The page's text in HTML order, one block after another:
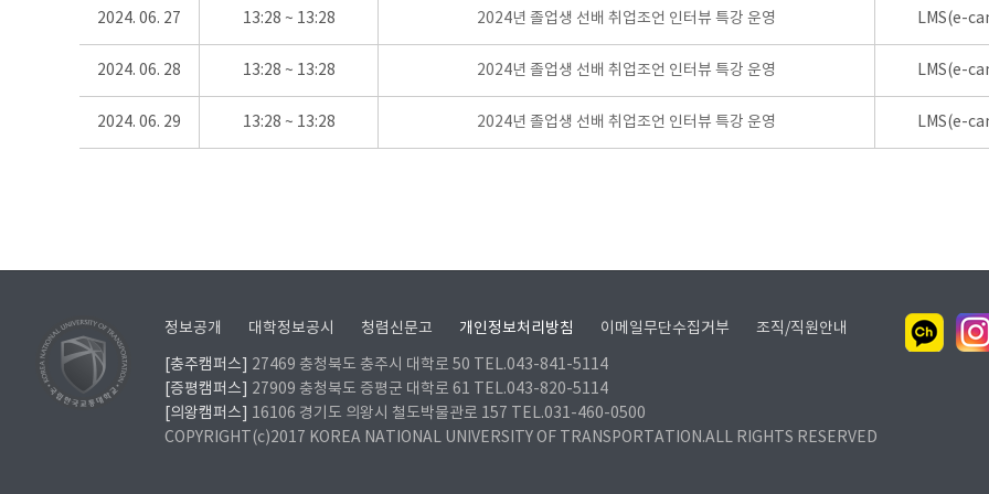
2024. 06. 27 13:28 ~ 13:28 2024년 졸업생 선배 취업조언 인터뷰 특강 운영 LMS(e-
2024. 06. 28 13:28 ~ 13:28 2024년 졸업생 선배 취업조언 인터뷰 특강 운영 LMS(e-
2024. 06. 29 13:28 ~ 13:28 2024년 졸업생 선배 취업조언 인터뷰 특강 운영 LMS(e-
정보공개 대학정보공시 청렴신문고 개인정보처리방침 이메일무단수집거부 조직/직원안내
[충주캠퍼스]
27469 충청북도 충주시 대학로 50 TEL.043-841-5114
[증평캠퍼스]
27909 충청북도 증평군 대학로 61 TEL.043-820-5114
[의왕캠퍼스]
16106 경기도 의왕시 철도박물관로 157 TEL.031-460-0500
COPYRIGHT(c)2017 KOREA NATIONAL UNIVERSITY OF TRANSPORTATION.ALL RIGHTS RESERVED